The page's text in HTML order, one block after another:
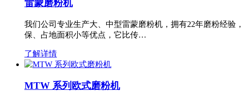
雷蒙磨粉机
我们公司专业生产大、中型雷蒙磨粉机，拥有22年磨粉经验
保、占地面积小等优点，它比传…
了解详情
MTW 系列欧式磨粉机